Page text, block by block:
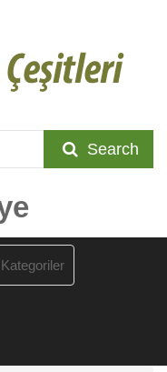
Search
Kategoriler